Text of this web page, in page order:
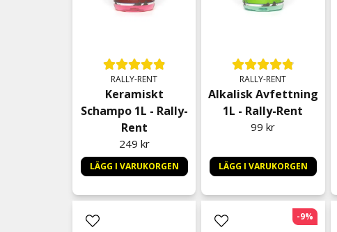
RALLY-RENT
Keramiskt
Schampo 1L - Rally-
Rent
249 kr
LÄGG I VARUKORGEN
RALLY-RENT
Alkalisk Avfettning
1L - Rally-Rent
99 kr
LÄGG I VARUKORGEN
-9%